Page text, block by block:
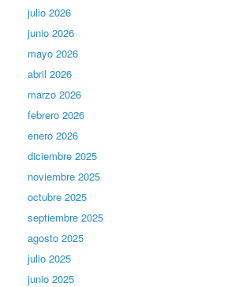
julio 2026
junio 2026
mayo 2026
abril 2026
marzo 2026
febrero 2026
enero 2026
diciembre 2025
noviembre 2025
octubre 2025
septiembre 2025
agosto 2025
julio 2025
junio 2025